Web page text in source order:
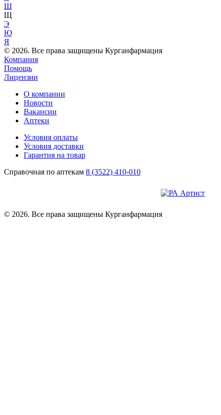
Ш
Щ
Э
Ю
Я
© 2026. Все права защищены Курганфармация
Компания
Помощь
Лицензии
О компании
Новости
Вакансии
Аптеки
Условия оплаты
Условия доставки
Гарантия на товар
Справочная по аптекам 8 (3522) 410-010
© 2026. Все права защищены Курганфармация